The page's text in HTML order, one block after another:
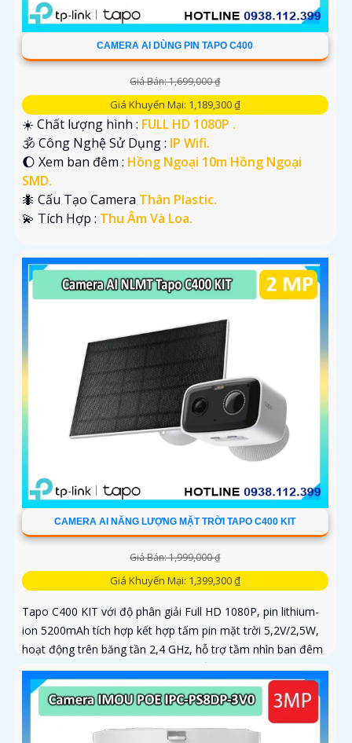
CAMERA AI DÙNG PIN TAPO C400
Giá Bán: 1,699,000 ₫
Giá Khuyến Mại: 1,189,300 ₫
☀️ Chất lượng hình : FULL HD 1080P .
🕉️ Công Nghệ Sử Dụng : IP Wifi.
🌔 Xem ban đêm : Hồng Ngoại 10m Hồng Ngoại
SMD.
🐜 Cấu Tạo Camera Thân Plastic.
️💫 Tích Hợp : Thu Âm Và Loa.
CAMERA AI NĂNG LƯỢNG MẶT TRỜI TAPO C400 KIT
Giá Bán: 1,999,000 ₫
Giá Khuyến Mại: 1,399,300 ₫
Tapo C400 KIT với độ phân giải Full HD 1080P, pin lithium-
ion 5200mAh tích hợp kết hợp tấm pin mặt trời 5,2V/2,5W,
hoạt động trên băng tần 2,4 GHz, hỗ trợ tầm nhìn ban đêm
có màu lên đến 9m, phát hiện chuyển động và con người
bằng AI, đồng thời lưu trữ dữ liệu qua thẻ microSD lên đến
512GB